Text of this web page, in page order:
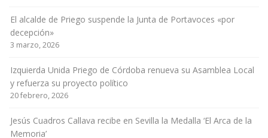
El alcalde de Priego suspende la Junta de Portavoces «por
decepción»
3 marzo, 2026
Izquierda Unida Priego de Córdoba renueva su Asamblea Local
y refuerza su proyecto político
20 febrero, 2026
Jesús Cuadros Callava recibe en Sevilla la Medalla ‘El Arca de la
Memoria’